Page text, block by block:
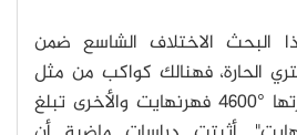
البحث الاختلاف الشاسع ضمن
الحارة، فهنالك كواكب من مثل
تبلغ حرارتها °4600 فهرنهايت والأخرى تبلغ